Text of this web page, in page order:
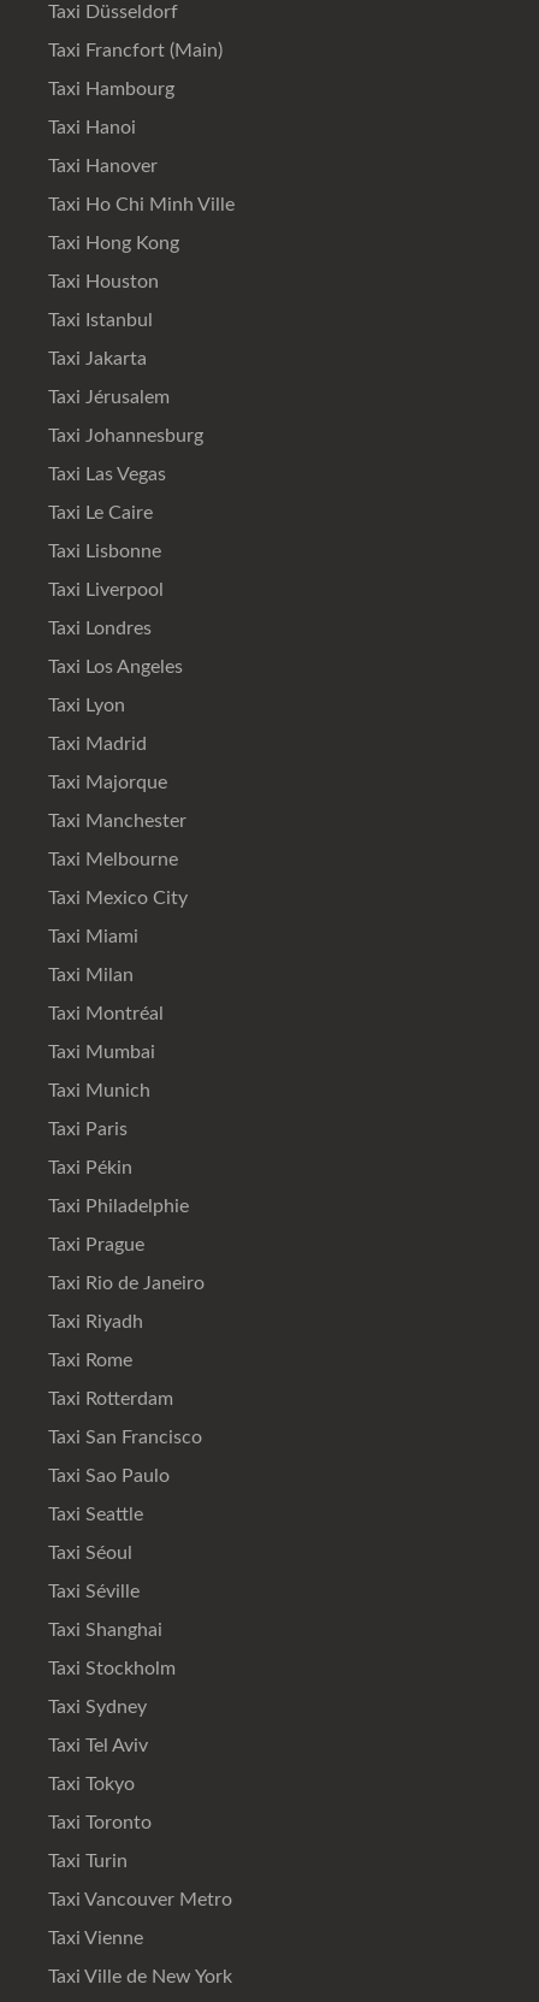
Taxi Düsseldorf
Taxi Francfort (Main)
Taxi Hambourg
Taxi Hanoi
Taxi Hanover
Taxi Ho Chi Minh Ville
Taxi Hong Kong
Taxi Houston
Taxi Istanbul
Taxi Jakarta
Taxi Jérusalem
Taxi Johannesburg
Taxi Las Vegas
Taxi Le Caire
Taxi Lisbonne
Taxi Liverpool
Taxi Londres
Taxi Los Angeles
Taxi Lyon
Taxi Madrid
Taxi Majorque
Taxi Manchester
Taxi Melbourne
Taxi Mexico City
Taxi Miami
Taxi Milan
Taxi Montréal
Taxi Mumbai
Taxi Munich
Taxi Paris
Taxi Pékin
Taxi Philadelphie
Taxi Prague
Taxi Rio de Janeiro
Taxi Riyadh
Taxi Rome
Taxi Rotterdam
Taxi San Francisco
Taxi Sao Paulo
Taxi Seattle
Taxi Séoul
Taxi Séville
Taxi Shanghai
Taxi Stockholm
Taxi Sydney
Taxi Tel Aviv
Taxi Tokyo
Taxi Toronto
Taxi Turin
Taxi Vancouver Metro
Taxi Vienne
Taxi Ville de New York